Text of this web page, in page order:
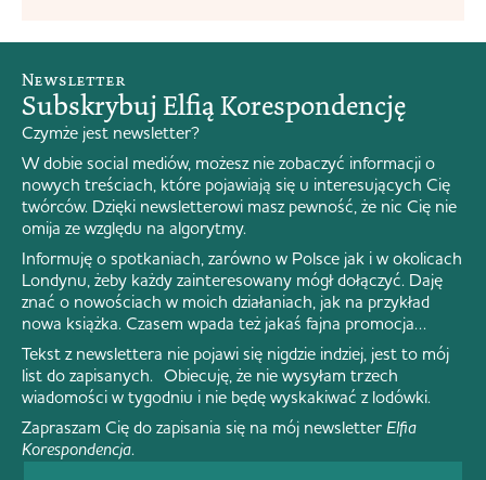
Newsletter
Subskrybuj Elfią Korespondencję
Czymże jest newsletter?
W dobie social mediów, możesz nie zobaczyć informacji o
nowych treściach, które pojawiają się u interesujących Cię
twórców. Dzięki newsletterowi masz pewność, że nic Cię nie
omija ze względu na algorytmy.
Informuję o spotkaniach, zarówno w Polsce jak i w okolicach
Londynu, żeby każdy zainteresowany mógł dołączyć. Daję
znać o nowościach w moich działaniach, jak na przykład
nowa książka. Czasem wpada też jakaś fajna promocja…
Tekst z newslettera nie pojawi się nigdzie indziej, jest to mój
list do zapisanych. Obiecuję, że nie wysyłam trzech
wiadomości w tygodniu i nie będę wyskakiwać z lodówki.
Zapraszam Cię do zapisania się na mój newsletter Elfia
Korespondencja.